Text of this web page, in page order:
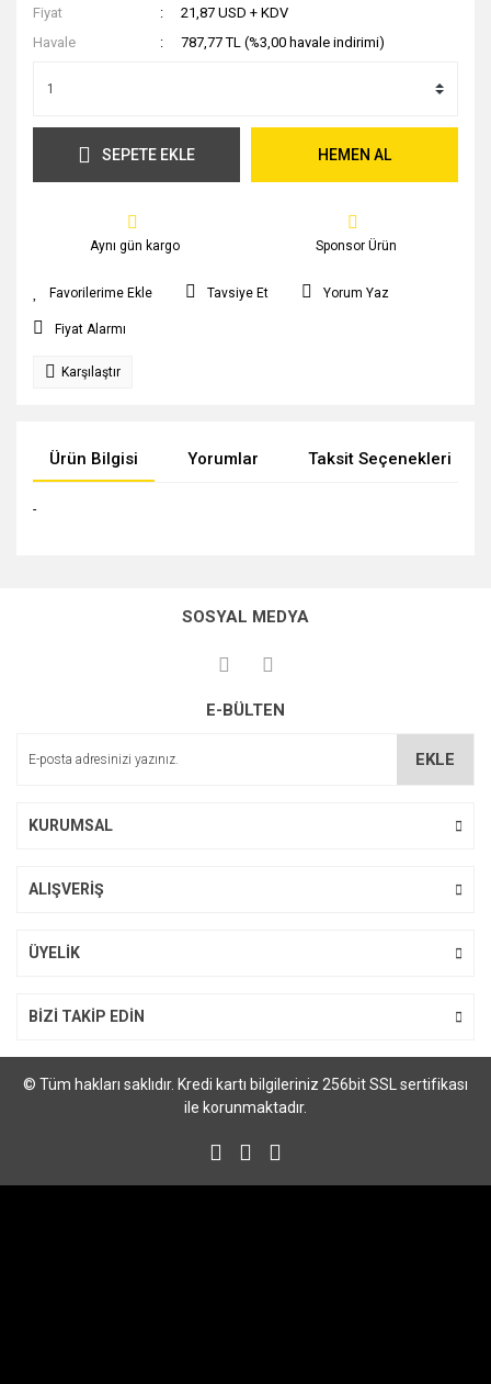
Fiyat
21,87 USD + KDV
Havale
787,77 TL (%3,00 havale indirimi)
SEPETE EKLE HEMEN AL
Aynı gün kargo Sponsor Ürün
Tavsiye Et Yorum Yaz
Fiyat Alarmı
Karşılaştır
Ürün Bilgisi Yorumlar Taksit Seçenekleri
-
kullanarak tarafımıza iletebilirsiniz.
Görüş ve önerileriniz için teşekkür ederiz.
Ürün açıklamasında eksik bilgiler bulunuyor.
SOSYAL MEDYA
E-BÜLTEN
EKLE
KURUMSAL
ALIŞVERİŞ
ÜYELİK
BİZİ TAKİP EDİN
© Tüm hakları saklıdır. Kredi kartı bilgileriniz 256bit SSL sertifikası
ile korunmaktadır.